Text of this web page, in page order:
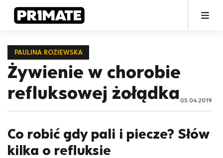
PAULINA ROZIEWSKA
Żywienie w chorobie
refluksowej żołądka 05.04.2019
Co robić gdy pali i piecze? Słów
kilka o refluksie